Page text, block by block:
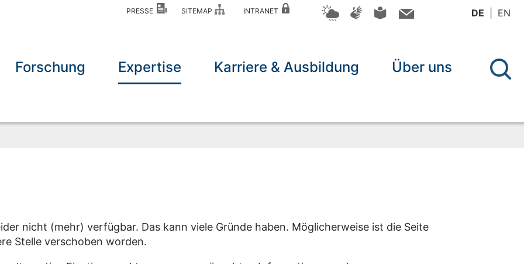
PRESSE SITEMAP INTRANET DE EN
Forschung Expertise Karriere & Ausbildung Über uns
nicht (mehr) verfügbar. Das kann viele Gründe haben. Möglicherweise ist die Seite
Stelle verschoben worden.